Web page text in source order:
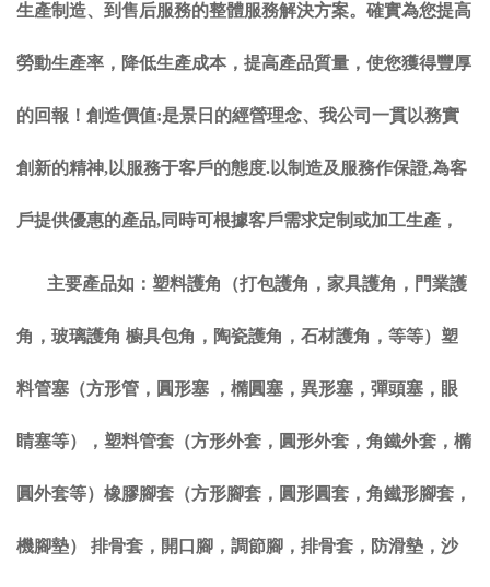
生產制造、到售后服務的整體服務解決方案。確實為您提高
勞動生產率，降低生產成本，提高產品質量，使您獲得豐厚
的回報！創造價值:是景日的經營理念、我公司一貫以務實
創新的精神,以服務于客戶的態度.以制造及服務作保證,為客
戶提供優惠的產品,同時可根據客戶需求定制或加工生產，
主要產品如：塑料護角（打包護角，家具護角，門業護
角，玻璃護角 櫥具包角，陶瓷護角，石材護角，等等）塑
料管塞（方形管，圓形塞 ，橢圓塞，異形塞，彈頭塞，眼
睛塞等），塑料管套（方形外套，圓形外套，角鐵外套，橢
圓外套等）橡膠腳套（方形腳套，圓形圓套，角鐵形腳套，
機腳墊） 排骨套，開口腳，調節腳，排骨套，防滑墊，沙